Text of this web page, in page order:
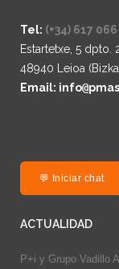
Tel: (+34) 617
Estartetxe, 5 dpto.
48940 Leioa
Email: info@
💬 Iniciar chat
ACTUALIDAD
P+i y Grupo Vadillo